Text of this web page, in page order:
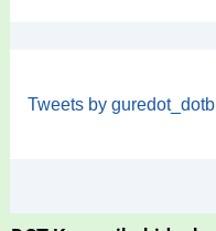
Tweets by guredot_dotb